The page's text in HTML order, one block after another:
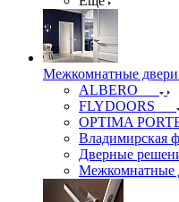
Межкомнатные двери
ALBERO
FLYDOORS
OPTIMA
Владимирская
Дверные
Межкомнатные